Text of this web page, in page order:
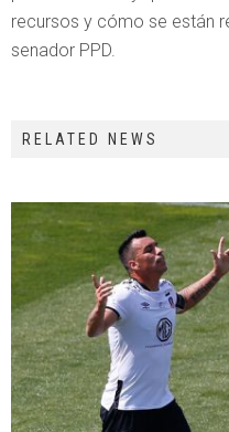
recursos y cómo se están
senador PPD.
RELATED NEWS